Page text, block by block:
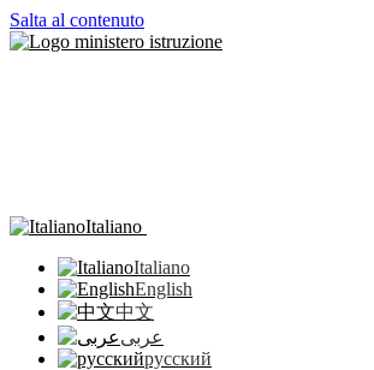
Salta al contenuto
Italiano
Italiano
English
中文
عربى
русский